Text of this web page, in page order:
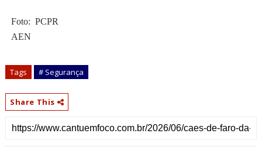
Foto: PCPR
AEN
Tags # Segurança
Share This